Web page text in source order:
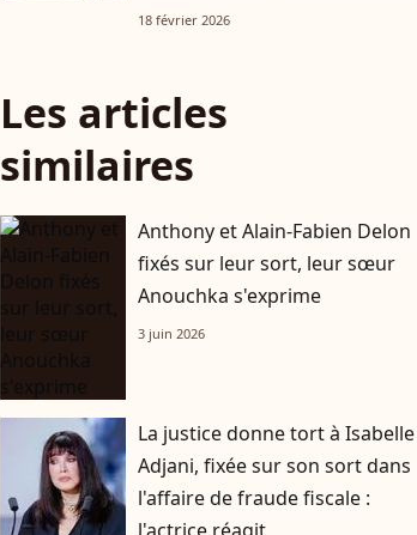
n'en serait pas là
18 février 2026
Les articles
similaires
Anthony et Alain-Fabien Delon
fixés sur leur sort, leur sœur
Anouchka s'exprime
3 juin 2026
La justice donne tort à Isabelle
Adjani, fixée sur son sort dans
l'affaire de fraude fiscale :